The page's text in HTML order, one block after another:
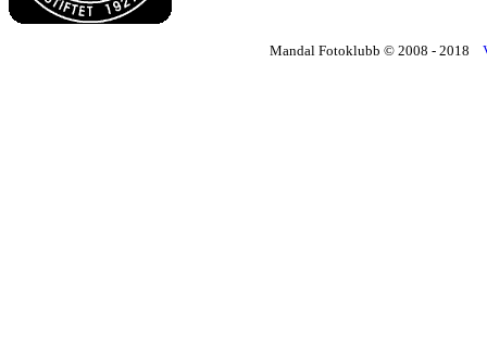
Mandal Fotoklubb © 2008 - 2018